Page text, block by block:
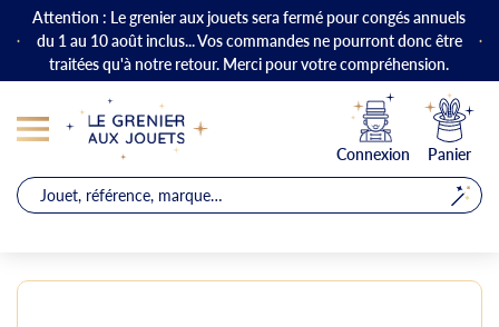
Attention : Le grenier aux jouets sera fermé pour congés annuels
du 1 au 10 août inclus... Vos commandes ne pourront donc être
traitées qu'à notre retour. Merci pour votre compréhension.
Connexion Panier